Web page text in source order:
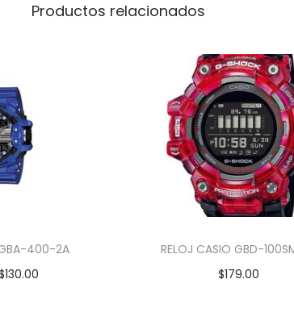
Productos relacionados
400-2A
130.00
RELOJ CASIO GBD-
$179.00